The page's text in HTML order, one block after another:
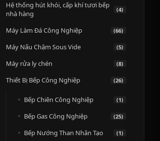
Hệ thống hút khói, cấp khí tươi bếp
nhà hàng
(4)
Máy Làm Đá Công Nghiệp (66)
Máy Nấu Chậm Sous Vide (5)
Máy rửa ly chén (8)
Thiết Bị Bếp Công Nghiệp (26)
Bếp Chiên Công Nghiệp (1)
Bếp Gas Công Nghiệp (25)
Bếp Nướng Than Nhân Tạo (1)